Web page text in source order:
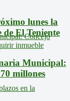
lunes la
de El Teniente
Municipal:
millones